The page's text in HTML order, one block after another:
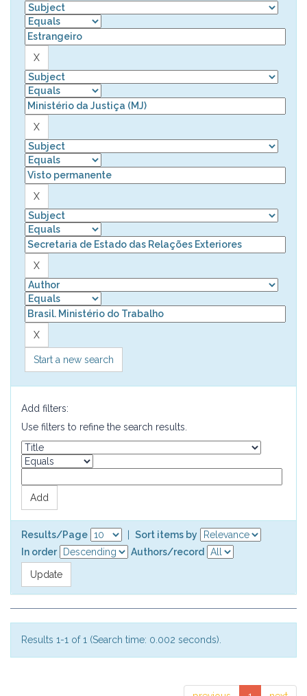
Start a new search
Add filters:
Use filters to refine the search results.
Results/Page
Sort items by
In order
Authors/record
Results 1-1 of 1 (Search time: 0.002 seconds).